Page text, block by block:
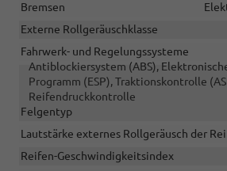
Bremsen
Externe Rollgeräuschklasse
Fahrwerk- und Regelungssysteme
Antiblockiersystem (ABS),
Programm (ESP), Traktionskontrolle
Reifendruckkontrolle
Felgentyp
Lautstärke externes Rollgeräusch der
Reifen-Geschwindigkeitsindex